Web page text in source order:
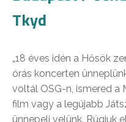
Tkyd
„18 éves idén a Hősök
órás koncerten
voltál OSG-n, ismered a
film vagy a legújabb
ünnepelj velünk. Rúgjuk